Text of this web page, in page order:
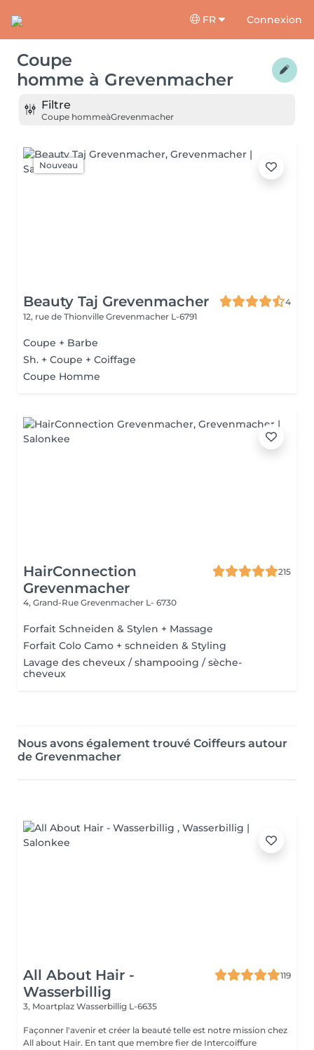
FR Connexion
Coupe
homme à Grevenmacher
Filtre
Coupe hommeàGrevenmacher
Nouveau
Beauty Taj Grevenmacher
4
12, rue de Thionville Grevenmacher L-6791
Coupe + Barbe
Sh. + Coupe + Coiffage
Coupe Homme
HairConnection
Grevenmacher
215
4, Grand-Rue Grevenmacher L- 6730
Forfait Schneiden & Stylen + Massage
Forfait Colo Camo + schneiden & Styling
Lavage des cheveux / shampooing / sèche-
cheveux
Nous avons également trouvé Coiffeurs autour
de Grevenmacher
All About Hair -
Wasserbillig
119
3, Moartplaz Wasserbillig L-6635
Façonner l'avenir et créer la beauté telle est notre mission chez
All about Hair. En tant que membre fier de Intercoiffure